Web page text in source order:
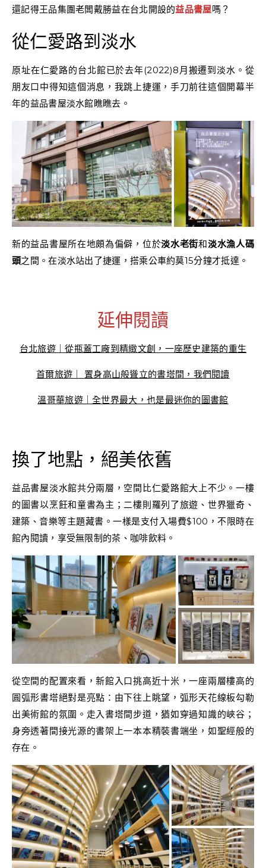
還記得王品集團老闆戴勝益在台北開設的益品書屋嗎？
從仁愛路到淡水
原址在仁愛路的台北館已於去年(2022)8月搬遷到淡水。從
朋友口中得知這個消息，我跳上捷運，手刀前往這個開幕半
年的益品書屋淡水館瞧瞧去。
新的益品書屋所在地頗為偏僻，位於淡水老街和淡水漁人碼
頭之間。在淡水站出了捷運，搭乘公車約莫15分鐘才抵達。
延伸閱讀
台北旅遊｜從瓶蓋工廠到精緻文創，一座歷史建築的重生
首爾旅遊｜ 置身高山般聳立的書塔間，我們閱讀
溫哥華旅遊｜全世界最大，也是最迷你的圖書館
換了地點，絕美依舊
益品書屋淡水館共分兩層，空間比仁愛路館大上不少。一樓
的圖書以烹飪和童書為主；二樓則羅列了旅遊、世界獵奇、
建築、音樂等主題藏書。一樣是支付入場費$100，不限時在
館內閱讀，享受無限制的茶、咖啡飲料。
從空間的配置來看，新館入口挑高近十米，一座兩層樓高的
圓弧形書塔絕對是亮點：由下往上眺望，弧形天花線板勾勒
出美術館的氛圍。走入書塔間步道，猶如穿過知識的峽谷；
身旁透著間接光源的書架上一本本精裝書端坐，如聖經般的
存在。